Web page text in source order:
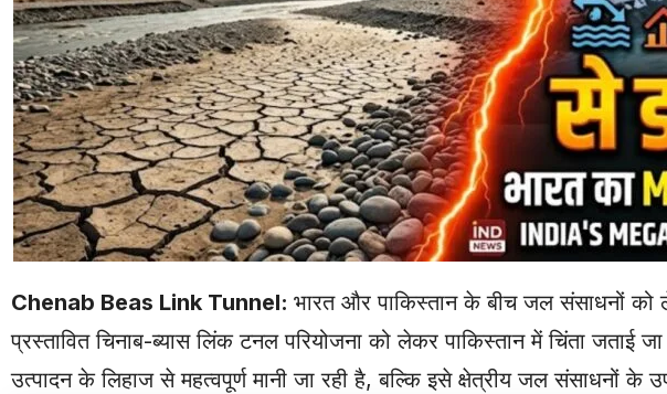
Chenab Beas Link Tunnel: भारत और पाकिस्तान के बीच जल संसाधनों को
प्रस्तावित चिनाब-ब्यास लिंक टनल परियोजना को लेकर पाकिस्तान में चिंता
उत्पादन के लिहाज से महत्वपूर्ण मानी जा रही है, बल्कि इसे क्षेत्रीय जल संसाधनों